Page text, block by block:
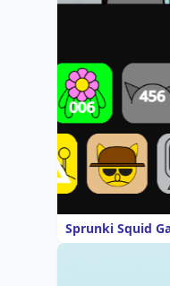
Sprunki Squid